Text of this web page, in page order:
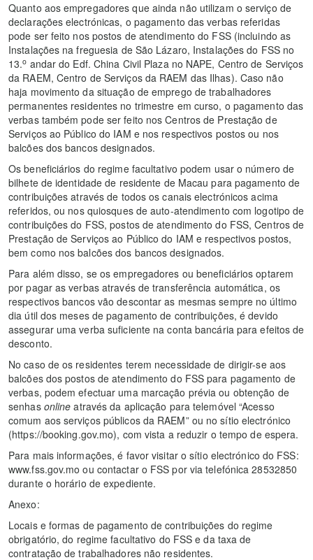
Quanto aos empregadores que ainda não utilizam o serviço de
declarações electrónicas, o pagamento das verbas referidas
pode ser feito nos postos de atendimento do FSS (incluindo as
Instalações na freguesia de São Lázaro, Instalações do FSS no
13.o andar do Edf. China Civil Plaza no NAPE, Centro de Serviços
da RAEM, Centro de Serviços da RAEM das Ilhas). Caso não
haja movimento da situação de emprego de trabalhadores
permanentes residentes no trimestre em curso, o pagamento das
verbas também pode ser feito nos Centros de Prestação de
Serviços ao Público do IAM e nos respectivos postos ou nos
balcões dos bancos designados.
Os beneficiários do regime facultativo podem usar o número de
bilhete de identidade de residente de Macau para pagamento de
contribuições através de todos os canais electrónicos acima
referidos, ou nos quiosques de auto-atendimento com logotipo de
contribuições do FSS, postos de atendimento do FSS, Centros de
Prestação de Serviços ao Público do IAM e respectivos postos,
bem como nos balcões dos bancos designados.
Para além disso, se os empregadores ou beneficiários optarem
por pagar as verbas através de transferência automática, os
respectivos bancos vão descontar as mesmas sempre no último
dia útil dos meses de pagamento de contribuições, é devido
assegurar uma verba suficiente na conta bancária para efeitos de
desconto.
No caso de os residentes terem necessidade de dirigir-se aos
balcões dos postos de atendimento do FSS para pagamento de
verbas, podem efectuar uma marcação prévia ou obtenção de
senhas online através da aplicação para telemóvel “Acesso
comum aos serviços públicos da RAEM” ou no sítio electrónico
(https://booking.gov.mo), com vista a reduzir o tempo de espera.
Para mais informações, é favor visitar o sítio electrónico do FSS:
www.fss.gov.mo ou contactar o FSS por via telefónica 28532850
durante o horário de expediente.
Anexo:
Locais e formas de pagamento de contribuições do regime
obrigatório, do regime facultativo do FSS e da taxa de
contratação de trabalhadores não residentes.